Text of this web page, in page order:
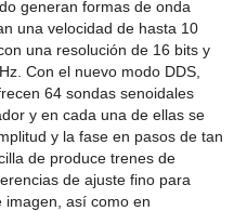
generan formas de onda
una velocidad de hasta 10
una resolución de 16 bits y
Con el nuevo modo DDS,
64 sondas senoidales
y en cada una de ellas se
y la fase en pasos de tan
de produce trenes de
de ajuste fino para
imagen, así como en